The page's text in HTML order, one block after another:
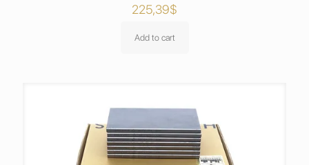
225,39$
Add to cart